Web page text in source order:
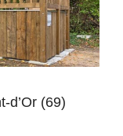
d’Or (69)